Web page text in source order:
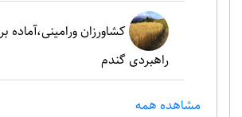
کشاورزان
راهبردی گندم
مشاهده همه